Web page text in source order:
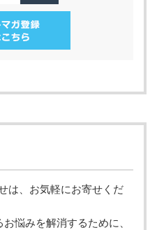
は、お気軽にお寄せくだ
悩みを解消するために、